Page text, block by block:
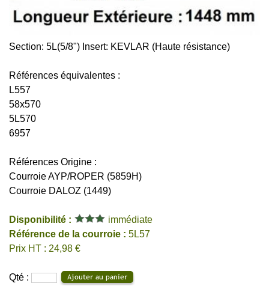
Section: 5L(5/8") Insert: KEVLAR (Haute résistance)
Références équivalentes :
L557
58x570
5L570
6957
Références Origine :
Courroie AYP/ROPER (5859H)
Courroie DALOZ (1449)
Disponibilité :
immédiate
Référence de la courroie : 5L57
Prix HT : 24,98 €
Qté :